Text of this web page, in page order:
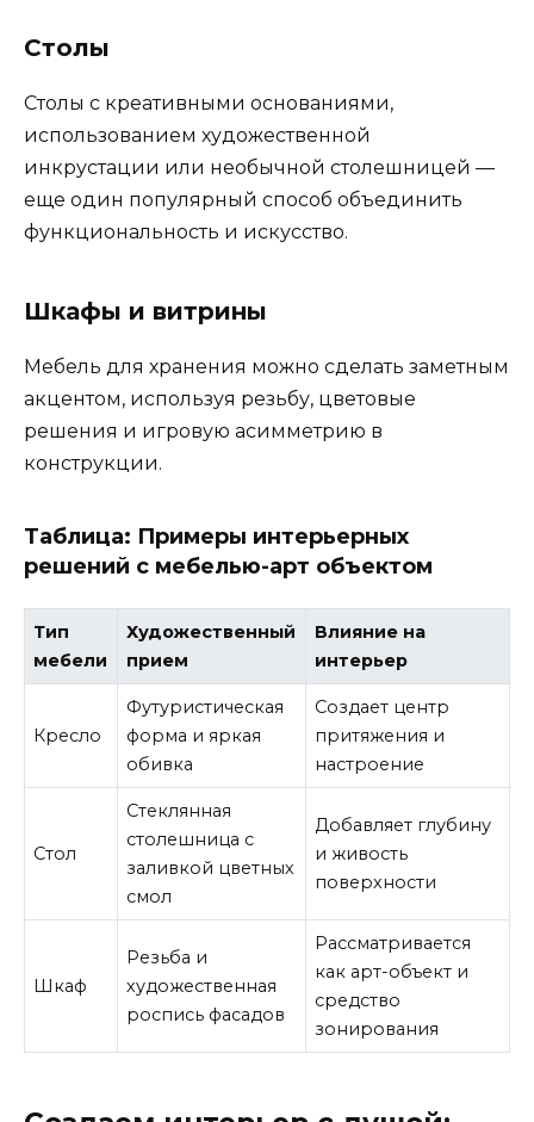
Столы
Столы с креативными основаниями,
использованием художественной
инкрустации или необычной столешницей —
еще один популярный способ объединить
функциональность и искусство.
Шкафы и витрины
Мебель для хранения можно сделать заметным
акцентом, используя резьбу, цветовые
решения и игровую асимметрию в
конструкции.
Таблица: Примеры интерьерных
решений с мебелью-арт объектом
Тип
мебели
Художественный
прием
Влияние на
интерьер
Кресло
Футуристическая
форма и яркая
обивка
Создает центр
притяжения и
настроение
Стол
Стеклянная
столешница с
заливкой цветных
смол
Добавляет глубину
и живость
поверхности
Шкаф
Резьба и
художественная
роспись фасадов
Рассматривается
как арт-объект и
средство
зонирования